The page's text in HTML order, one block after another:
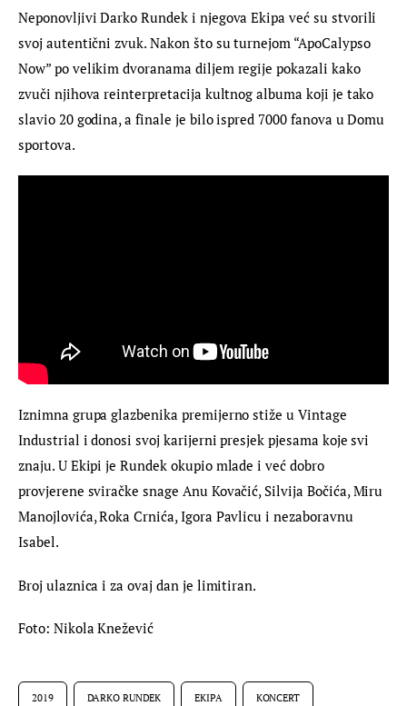
Neponovljivi Darko Rundek i njegova Ekipa već su stvorili
svoj autentični zvuk. Nakon što su turnejom “ApoCalypso
Now” po velikim dvoranama diljem regije pokazali kako
zvuči njihova reinterpretacija kultnog albuma koji je tako
slavio 20 godina, a finale je bilo ispred 7000 fanova u Domu
sportova.
Iznimna grupa glazbenika premijerno stiže u Vintage
Industrial i donosi svoj karijerni presjek pjesama koje svi
znaju. U Ekipi je Rundek okupio mlade i već dobro
provjerene sviračke snage Anu Kovačić, Silvija Bočića, Miru
Manojlovića, Roka Crnića, Igora Pavlicu i nezaboravnu
Isabel.
Broj ulaznica i za ovaj dan je limitiran.
Foto: Nikola Knežević
2019 DARKO RUNDEK EKIPA KONCERT